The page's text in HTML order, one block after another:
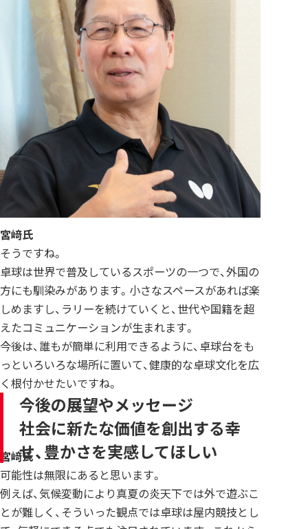
宮﨑氏
そうですね。
卓球は世界で普及しているスポーツの一つで、外国の
方にも馴染みがあります。小さなスペースがあれば楽
しめますし、ラリーを続けていくと、世代や国籍を超
えたコミュニケーションが生まれます。
今後は、誰もが簡単に利用できるように、卓球台をも
っといろいろな場所に置いて、健康的な卓球文化を広
く根付かせたいですね。
今後の展望やメッセージ
社会に新たな価値を創出する幸
せ、豊かさを実感してほしい
宮﨑氏
可能性は無限にあると思います。
例えば、気候変動により真夏の炎天下では外で遊ぶこ
とが難しく、そういった観点では卓球は屋内競技とし